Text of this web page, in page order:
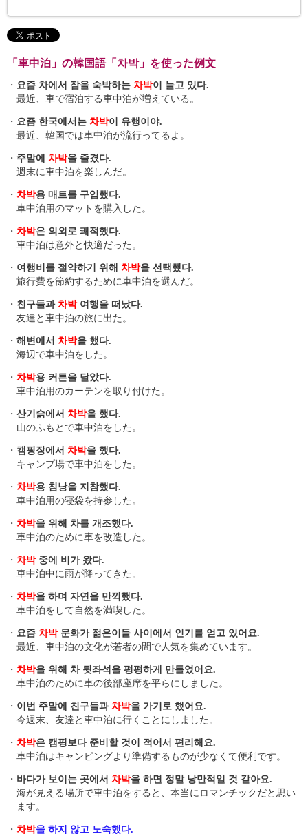
「車中泊」の韓国語「차박」を使った例文
・ 요즘 차에서 잠을 숙박하는 차박이 늘고 있다.
最近、車で宿泊する車中泊が増えている。
・ 요즘 한국에서는 차박이 유행이야.
最近、韓国では車中泊が流行ってるよ。
・ 주말에 차박을 즐겼다.
週末に車中泊を楽しんだ。
・ 차박용 매트를 구입했다.
車中泊用のマットを購入した。
・ 차박은 의외로 쾌적했다.
車中泊は意外と快適だった。
・ 여행비를 절약하기 위해 차박을 선택했다.
旅行費を節約するために車中泊を選んだ。
・ 친구들과 차박여행을 떠났다.
友達と車中泊の旅に出た。
・ 해변에서 차박을 했다.
海辺で車中泊をした。
・ 차박용 커튼을 달았다.
車中泊用のカーテンを取り付けた。
・ 산기슭에서 차박을 했다.
山のふもとで車中泊をした。
・ 캠핑장에서 차박을 했다.
キャンプ場で車中泊をした。
・ 차박용 침낭을 지참했다.
車中泊用の寝袋を持参した。
・ 차박을 위해 차를 개조했다.
車中泊のために車を改造した。
・ 차박중에 비가 왔다.
車中泊中に雨が降ってきた。
・ 차박을 하며 자연을 만끽했다.
車中泊をして自然を満喫した。
・ 요즘 차박문화가 젊은이들 사이에서 인기를 얻고 있어요.
最近、車中泊の文化が若者の間で人気を集めています。
・ 차박을 위해 차 뒷좌석을 평평하게 만들었어요.
車中泊のために車の後部座席を平らにしました。
・ 이번 주말에 친구들과 차박을 가기로 했어요.
今週末、友達と車中泊に行くことにしました。
・ 차박은 캠핑보다 준비할 것이 적어서 편리해요.
車中泊はキャンピングより準備するものが少なくて便利です。
・ 바다가 보이는 곳에서 차박을 하면 정말 낭만적일 것 같아요.
海が見える場所で車中泊をすると、本当にロマンチックだと思い
ます。
・ 차박을 하지 않고 노숙했다.